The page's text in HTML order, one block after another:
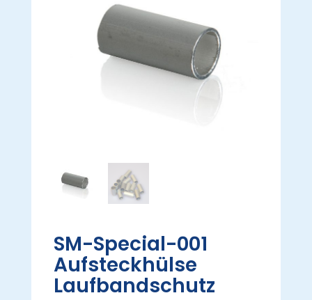
SM-Special-001
Aufsteckhülse
Laufbandschutz